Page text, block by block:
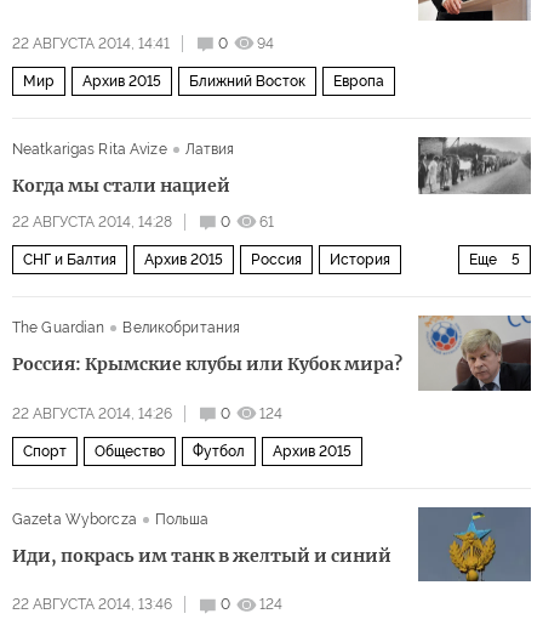
22 АВГУСТА 2014, 14:41 0 94
Мир Архив 2015 Ближний Восток Европа
Neatkarigas Rita Avize Латвия
Когда мы стали нацией
22 АВГУСТА 2014, 14:28 0 61
Еще 5
СНГ и Балтия Архив 2015 Россия История
The Guardian
Великобритания
Россия: Крымские клубы или Кубок мира?
22 АВГУСТА 2014, 14:26 0 124
Спорт Общество Футбол Архив 2015
Gazeta Wyborcza Польша
Иди, покрась им танк в желтый и синий
22 АВГУСТА 2014, 13:46 0 124